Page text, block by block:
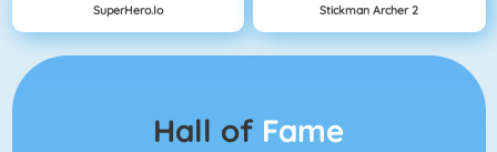
SuperHero.io Stickman Archer 2
Hall of Fame